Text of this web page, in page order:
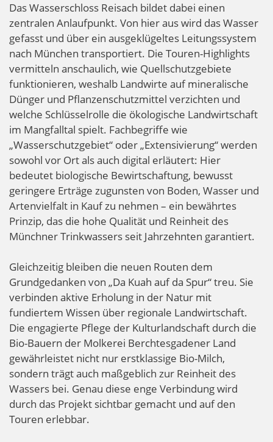
Das Wasserschloss Reisach bildet dabei einen
zentralen Anlaufpunkt. Von hier aus wird das Wasser
gefasst und über ein ausgeklügeltes Leitungssystem
nach München transportiert. Die Touren-Highlights
vermitteln anschaulich, wie Quellschutzgebiete
funktionieren, weshalb Landwirte auf mineralische
Dünger und Pflanzenschutzmittel verzichten und
welche Schlüsselrolle die ökologische Landwirtschaft
im Mangfalltal spielt. Fachbegriffe wie
„Wasserschutzgebiet“ oder „Extensivierung“ werden
sowohl vor Ort als auch digital erläutert: Hier
bedeutet biologische Bewirtschaftung, bewusst
geringere Erträge zugunsten von Boden, Wasser und
Artenvielfalt in Kauf zu nehmen – ein bewährtes
Prinzip, das die hohe Qualität und Reinheit des
Münchner Trinkwassers seit Jahrzehnten garantiert.
Gleichzeitig bleiben die neuen Routen dem
Grundgedanken von „Da Kuah auf da Spur“ treu. Sie
verbinden aktive Erholung in der Natur mit
fundiertem Wissen über regionale Landwirtschaft.
Die engagierte Pflege der Kulturlandschaft durch die
Bio-Bauern der Molkerei Berchtesgadener Land
gewährleistet nicht nur erstklassige Bio-Milch,
sondern trägt auch maßgeblich zur Reinheit des
Wassers bei. Genau diese enge Verbindung wird
durch das Projekt sichtbar gemacht und auf den
Touren erlebbar.